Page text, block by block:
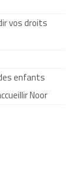
une
vos droits
enfants
Noor